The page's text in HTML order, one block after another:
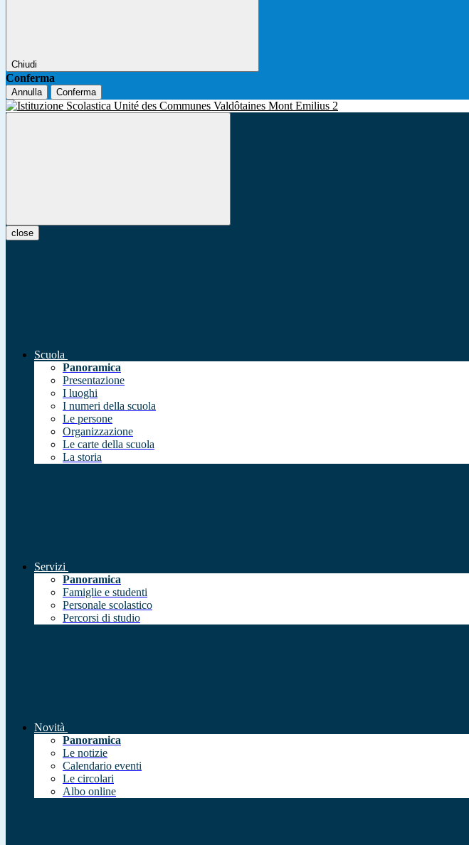
Chiudi
Conferma
Annulla Conferma
close
Scuola
Panoramica
Presentazione
I luoghi
I numeri della scuola
Le persone
Organizzazione
Le carte della scuola
La storia
Servizi
Panoramica
Famiglie e studenti
Personale scolastico
Percorsi di studio
Novità
Panoramica
Le notizie
Calendario eventi
Le circolari
Albo online